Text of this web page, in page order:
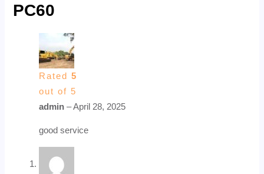
PC60
Rated5
out of 5
admin–April 28, 2025
good service